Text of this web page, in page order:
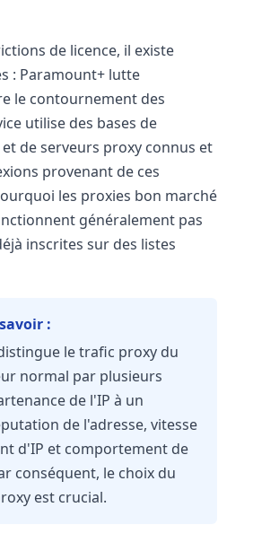
de licence, il existe
: Paramount+ lutte
le contournement des
utilise des bases de
et de serveurs proxy connus et
provenant de ces
les proxies bon marché
généralement pas
inscrites sur des listes
:
le trafic proxy du
normal par plusieurs
de l'IP à un
de l'adresse, vitesse
d'IP et comportement de
conséquent, le choix du
est crucial.